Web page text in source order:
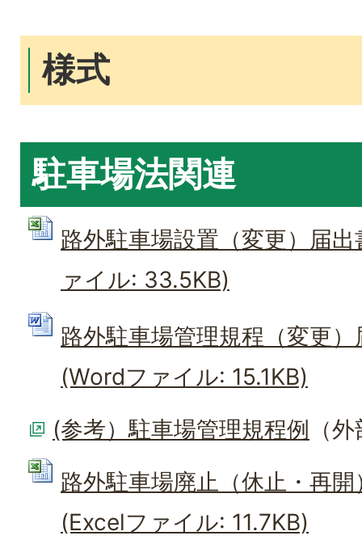
様式
駐車場法関連
路外駐車場設置（変更）届
ァイル: 33.5KB)
路外駐車場管理規程（変更
(Wordファイル: 15.1KB)
(参考）駐車場管理規程例 （
路外駐車場廃止（休止・再
(Excelファイル: 11.7KB)